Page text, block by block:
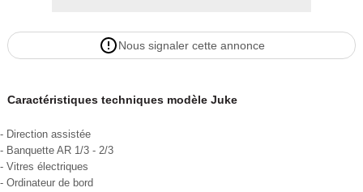
Nous signaler cette annonce
Caractéristiques techniques modèle Juke
- Direction assistée
- Banquette AR 1/3 - 2/3
- Vitres électriques
- Ordinateur de bord